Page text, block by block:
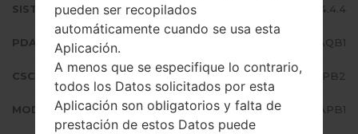
SISTEMA OPERATIVO Android KitKat 4.4.4
PDA/AP VERSIÓN J100MLDXS0AQB1
CSC VERSIÓN J100MLOLC0APB2
MODEM/CP VERSIÓN J100MLDXU0APB1
pueden ser recopilados
automáticamente cuando se usa esta
Aplicación.
A menos que se especifique lo contrario,
todos los Datos solicitados por esta
Aplicación son obligatorios y falta de
prestación de estos Datos puede